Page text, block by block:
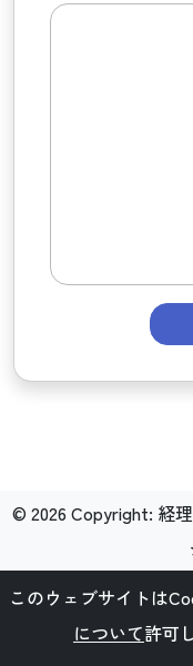
© 2026 Copyright: 経
このウェブサイトは
について許可